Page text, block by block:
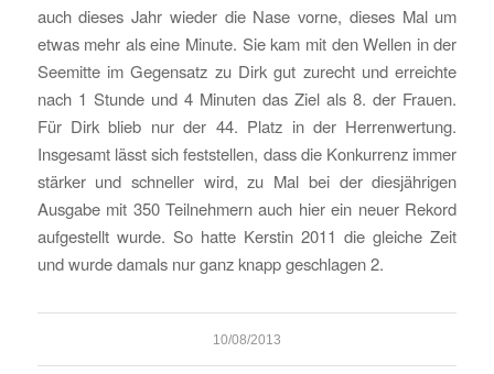
auch dieses Jahr wieder die Nase vorne, dieses Mal um
etwas mehr als eine Minute. Sie kam mit den Wellen in der
Seemitte im Gegensatz zu Dirk gut zurecht und erreichte
nach 1 Stunde und 4 Minuten das Ziel als 8. der Frauen.
Für Dirk blieb nur der 44. Platz in der Herrenwertung.
Insgesamt lässt sich feststellen, dass die Konkurrenz immer
stärker und schneller wird, zu Mal bei der diesjährigen
Ausgabe mit 350 Teilnehmern auch hier ein neuer Rekord
aufgestellt wurde. So hatte Kerstin 2011 die gleiche Zeit
und wurde damals nur ganz knapp geschlagen 2.
10/08/2013